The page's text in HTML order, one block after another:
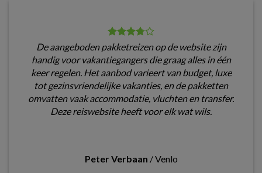
De aangeboden pakketreizen op de website zijn
handig voor vakantiegangers die graag alles in één
keer regelen. Het aanbod varieert van budget, luxe
tot gezinsvriendelijke vakanties, en de pakketten
omvatten vaak accommodatie, vluchten en transfer.
Deze reiswebsite heeft voor elk wat wils.
Peter Verbaan /Venlo